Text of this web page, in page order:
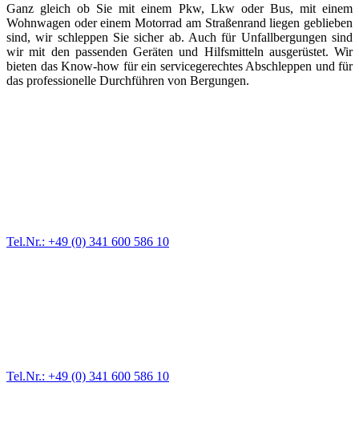
Ganz gleich ob Sie mit einem Pkw, Lkw oder Bus, mit einem
Wohnwagen oder einem Motorrad am Straßenrand liegen geblieben
sind, wir schleppen Sie sicher ab. Auch für Unfallbergungen sind
wir mit den passenden Geräten und Hilfsmitteln ausgerüstet. Wir
bieten das Know-how für ein servicegerechtes Abschleppen und für
das professionelle Durchführen von Bergungen.
Tel.Nr.: +49 (0) 341 600 586 10
Tel.Nr.: +49 (0) 341 600 586 10